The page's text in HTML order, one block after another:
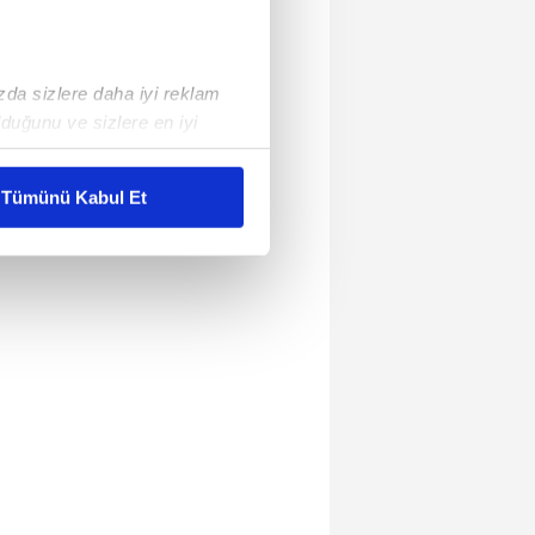
sizlere daha iyi reklam
ve sizlere en iyi
karşılamak
sunulması
ve sizlere yönelik
detaylı bilgi için Ayarlar
ve sitemizde ilgili
Tümünü Kabul Et